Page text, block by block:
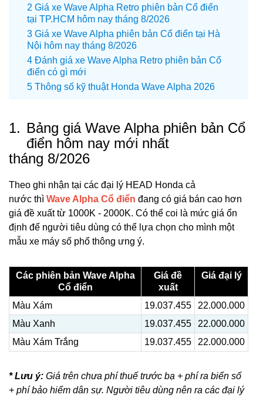
Giá xe Wave Alpha Retro phiên bản Cổ điển
tại TP.HCM hôm nay tháng 8/2026
Giá xe Wave Alpha phiên bản Cổ điển tại Hà
Nội hôm nay tháng 8/2026
Đánh giá xe Wave Alpha Retro phiên bản Cổ
điển có gì mới
Thông số kỹ thuật Honda Wave Alpha 2026
1. Bảng giá Wave Alpha phiên bản Cổ
điển hôm nay mới nhất
tháng 8/2026
Theo ghi nhận tại các đại lý HEAD Honda cả
nước thì Wave Alpha Cổ điển đang có giá bán cao hơn
giá đề xuất từ 1000K - 2000K. Có thể coi là mức giá ổn
định để người tiêu dùng có thể lựa chọn cho mình một
mẫu xe máy số phổ thông ưng ý.
Các phiên bản Wave Alpha
Cổ điển
Giá đề
xuất
Giá đại lý
Màu Xám 19.037.455
22.000.000
Màu Xanh
19.037.455
22.000.000
Màu Xám Trắng
19.037.455 22.000.000
* Lưu ý: Giá trên chưa phí thuế trước bạ + phí ra biển số
+ phí bảo hiểm dân sự. Người tiêu dùng nên ra các đại lý